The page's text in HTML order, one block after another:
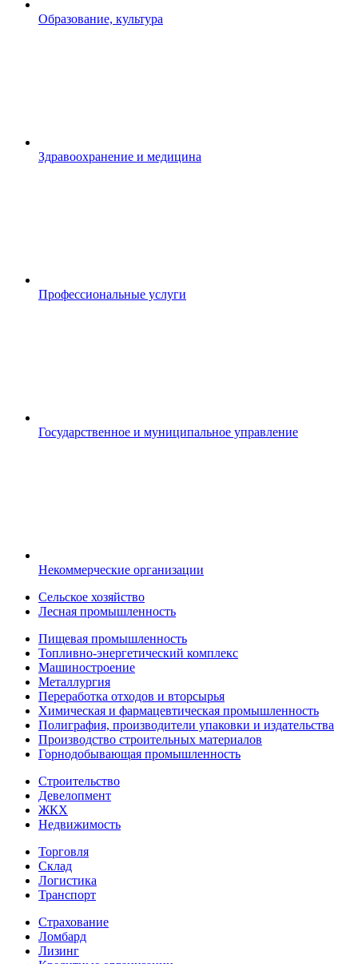
Образование, культура
Здравоохранение и медицина
Профессиональные услуги
Государственное и муниципальное управление
Некоммерческие организации
Сельское хозяйство
Лесная промышленность
Пищевая промышленность
Топливно-энергетический комплекс
Машиностроение
Металлургия
Переработка отходов и вторсырья
Химическая и фармацевтическая промышленность
Полиграфия, производители упаковки и издательства
Производство строительных материалов
Горнодобывающая промышленность
Строительство
Девелопмент
ЖКХ
Недвижимость
Торговля
Склад
Логистика
Транспорт
Страхование
Ломбард
Лизинг